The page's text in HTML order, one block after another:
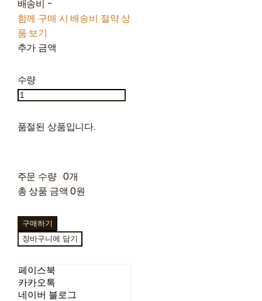
배송비 -
함께 구매 시 배송비 절약 상
품 보기
추가 금액
수량
품절된 상품입니다.
주문 수량 0개
총 상품 금액 0원
구매하기
장바구니에 담기
페이스북
카카오톡
네이버 블로그